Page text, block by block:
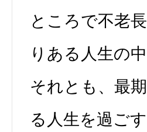
ところで不老
りある人生の
それとも、最
る人生を過ご